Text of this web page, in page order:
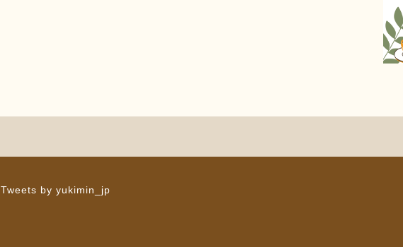
Tweets by yukimin_jp